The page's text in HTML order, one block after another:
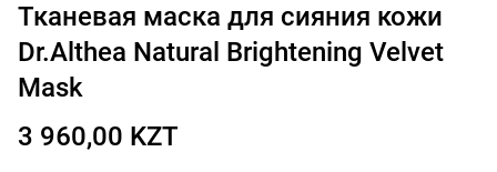
Тканевая маска для сияния кожи
Dr.Althea Natural Brightening Velvet
Mask
3 960,00 KZT